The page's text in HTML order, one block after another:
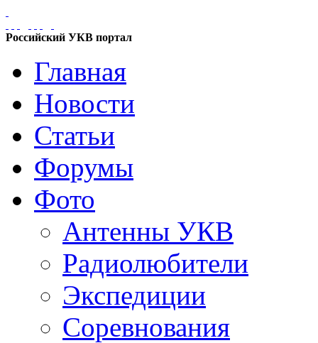
Российский УКВ портал
Главная
Новости
Статьи
Форумы
Фото
Антенны УКВ
Радиолюбители
Экспедиции
Соревнования